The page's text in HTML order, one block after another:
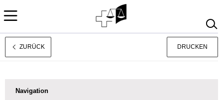
Français
ZURÜCK DRUCKEN
Navigation